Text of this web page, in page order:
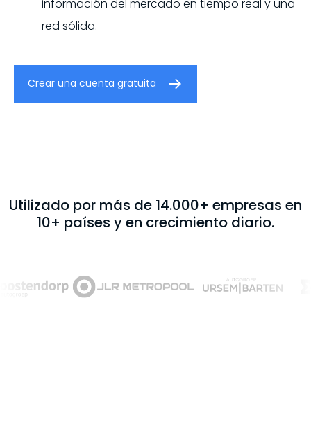
información del mercado en tiempo real y una
red sólida.
Crear una cuenta gratuita
Utilizado por más de 14.000+ empresas en
10+ países y en crecimiento diario.